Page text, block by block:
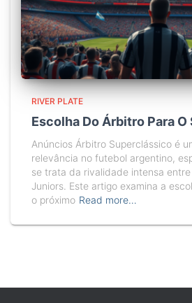
RIVER PLATE
Escolha Do Árbitro Para
Anúncios Árbitro Superclássico é
relevância no futebol argentino,
se trata da rivalidade intensa
Juniors. Este artigo examina a
o próximo Read more…